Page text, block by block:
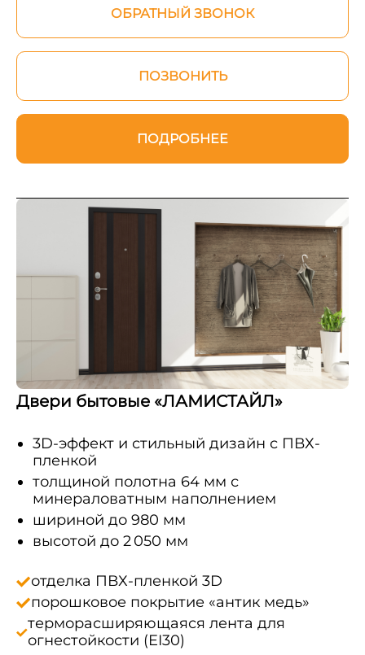
ОБРАТНЫЙ ЗВОНОК
ПОЗВОНИТЬ
ПОДРОБНЕЕ
Двери бытовые «ЛАМИСТАЙЛ»
3D-эффект и стильный дизайн с ПВХ-
пленкой
толщиной полотна 64 мм с
минераловатным наполнением
шириной до 980 мм
высотой до 2 050 мм
отделка ПВХ‑пленкой 3D
порошковое покрытие «антик медь»
терморасширяющаяся лента для
огнестойкости (EI30)